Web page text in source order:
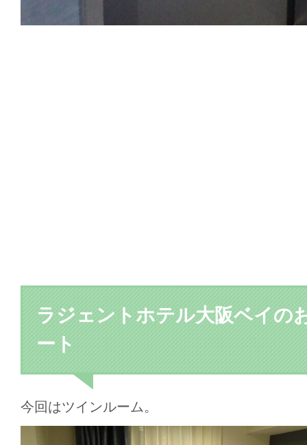
ラジェントホテル大阪ベイの
ート
今回はツインルーム。